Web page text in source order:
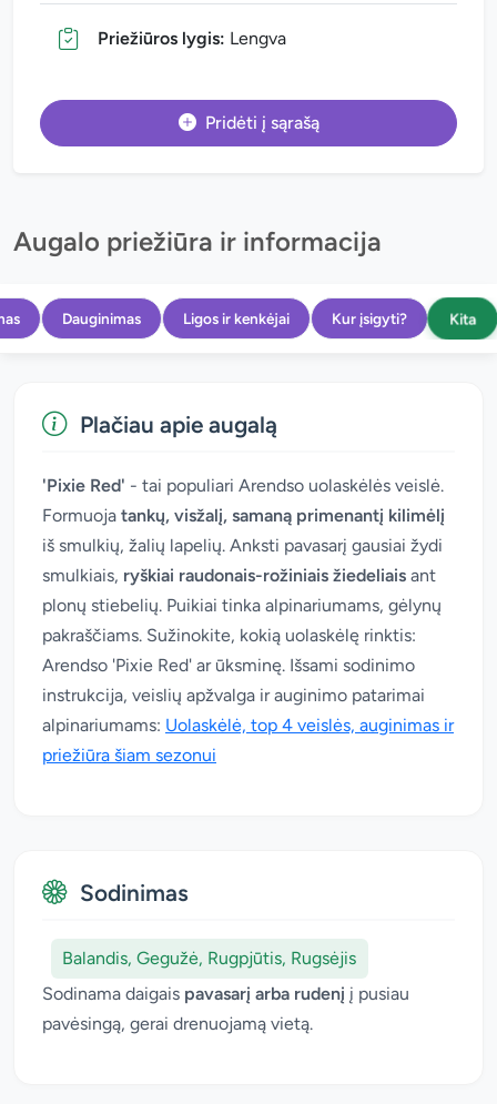
Priežiūros lygis: Lengva
Pridėti į sąrašą
Augalo priežiūra ir informacija
Dauginimas Ligos ir kenkėjai Kur įsigyti? Kita
Plačiau apie augalą
'Pixie Red' - tai populiari Arendso uolaskėlės veislė.
Formuoja tankų, visžalį, samaną primenantį kilimėlį
iš smulkių, žalių lapelių. Anksti pavasarį gausiai žydi
smulkiais, ryškiai raudonais-rožiniais žiedeliais ant
plonų stiebelių. Puikiai tinka alpinariumams, gėlynų
pakraščiams. Sužinokite, kokią uolaskėlę rinktis:
Arendso 'Pixie Red' ar ūksminę. Išsami sodinimo
instrukcija, veislių apžvalga ir auginimo patarimai
alpinariumams: Uolaskėlė, top 4 veislės, auginimas ir
priežiūra šiam sezonui
Sodinimas
Balandis, Gegužė, Rugpjūtis, Rugsėjis
Sodinama daigais pavasarį arba rudenį į pusiau
pavėsingą, gerai drenuojamą vietą.